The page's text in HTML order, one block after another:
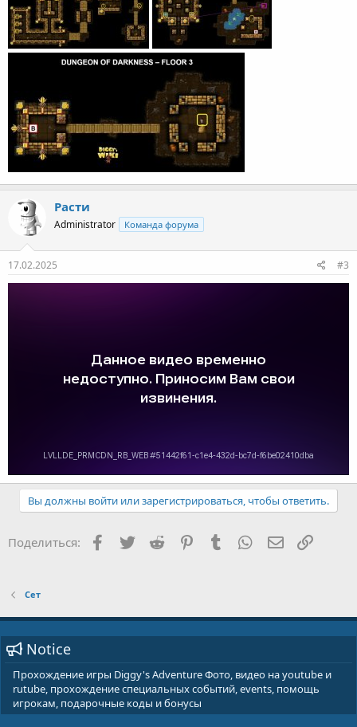
Расти
Administrator Команда форума
17.02.2025 #3
Вы должны войти или зарегистрироваться, чтобы ответить.
Поделиться: Facebook
Twitter Reddit PinterestTumblr WhatsApp
E-mail
Сет
Notice
Прохождение игры Diggy's Adventure Фото, видео на youtube и
rutube, прохождение специальных событий, events, помощь
игрокам, подарочные коды и бонусы